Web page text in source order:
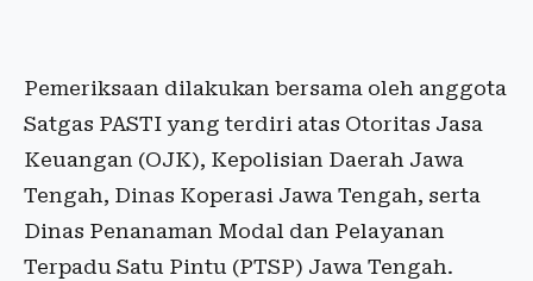
Pemeriksaan dilakukan bersama oleh anggota
Satgas PASTI yang terdiri atas Otoritas Jasa
Keuangan (OJK), Kepolisian Daerah Jawa
Tengah, Dinas Koperasi Jawa Tengah, serta
Dinas Penanaman Modal dan Pelayanan
Terpadu Satu Pintu (PTSP) Jawa Tengah.